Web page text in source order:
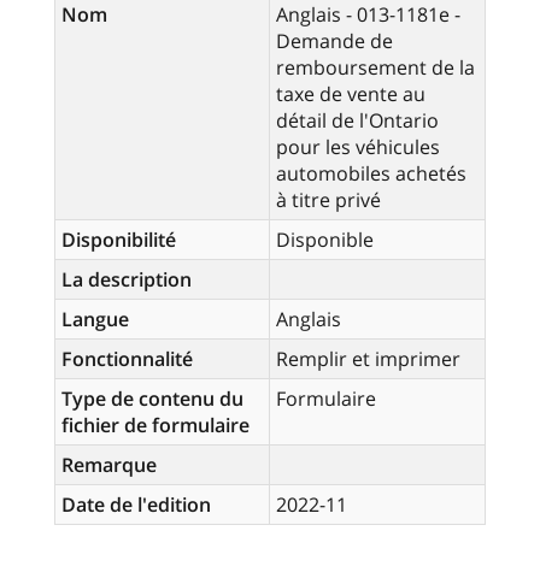
Nom
Anglais - 013-1181e -
Demande de
remboursement de la
taxe de vente au
détail de l'Ontario
pour les véhicules
automobiles achetés
à titre privé
Disponibilité
Disponible
La description
Langue
Anglais
Fonctionnalité
Remplir et imprimer
Type de contenu du
fichier de formulaire
Formulaire
Remarque
Date de l'edition
2022-11